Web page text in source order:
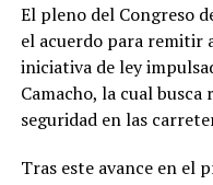
El pleno del Congreso
el acuerdo para remitir
iniciativa de ley
Camacho, la cual
seguridad en las
Tras este avance en el